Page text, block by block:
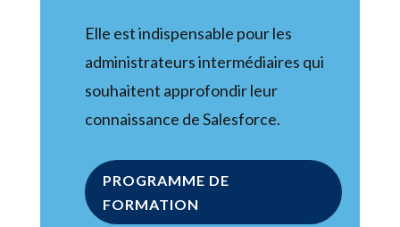
Elle est indispensable pour les
administrateurs intermédiaires qui
souhaitent approfondir leur
connaissance de Salesforce.
PROGRAMME DE
FORMATION